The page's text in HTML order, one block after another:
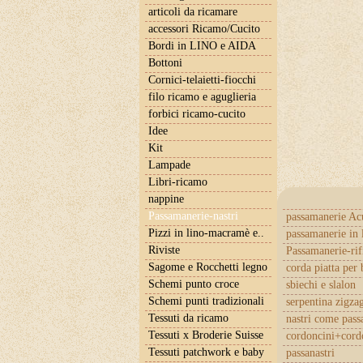
articoli da ricamare
accessori Ricamo/Cucito
Bordi in LINO e AIDA
Bottoni
Cornici-telaietti-fiocchi
filo ricamo e aguglieria
forbici ricamo-cucito
Idee
Kit
Lampade
Libri-ricamo
nappine
Passamanerie-nastri
passamanerie
passamanerie in
Passamanerie-
corda piatta per
sbiechi e slalon
serpentina
nastri come
passanastri
Pizzi in lino-macramè e..
Riviste
Sagome e Rocchetti legno
Schemi punto croce
Schemi punti tradizionali
Tessuti da ricamo
Tessuti x Broderie Suisse
Tessuti patchwork e baby